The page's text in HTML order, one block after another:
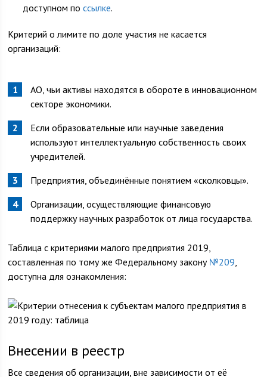
доступном поссылке.
Критерий о лимите по доле участия не касается
организаций:
АО, чьи активы находятся в обороте в инновационном
секторе экономики.
Если образовательные или научные заведения
используют интеллектуальную собственность своих
учредителей.
Предприятия, объединённые понятием «сколковцы».
Организации, осуществляющие финансовую
поддержку научных разработок от лица государства.
Таблица с критериями малого предприятия 2019,
составленная по тому же Федеральному закону №209,
доступна для ознакомления:
Внесении в реестр
Все сведения об организации, вне зависимости от её